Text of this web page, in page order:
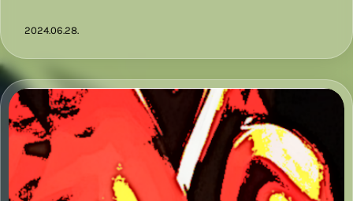
2024.06.28.